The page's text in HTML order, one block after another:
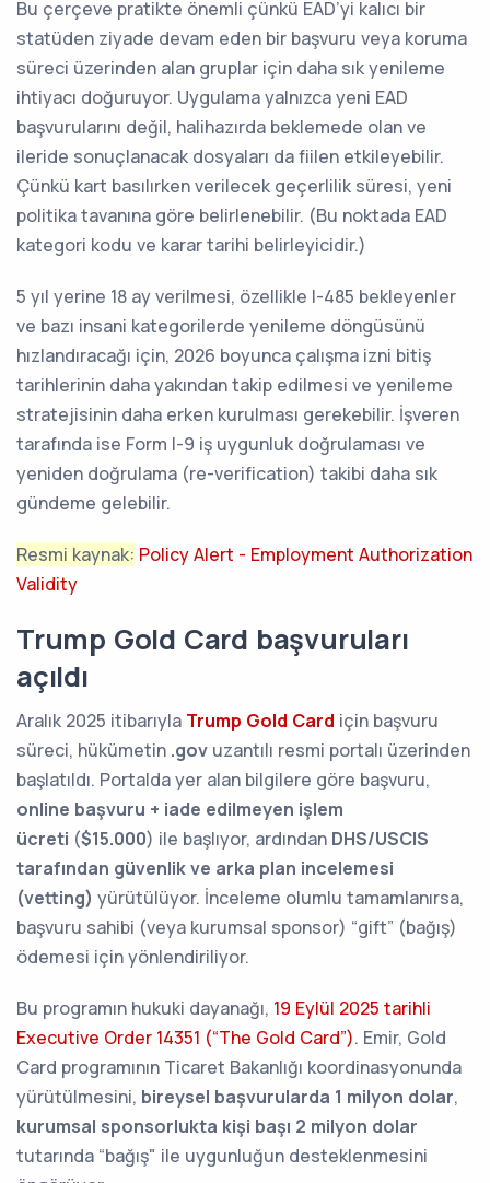
Bu çerçeve pratikte önemli çünkü EAD’yi kalıcı bir
statüden ziyade devam eden bir başvuru veya koruma
süreci üzerinden alan gruplar için daha sık yenileme
ihtiyacı doğuruyor. Uygulama yalnızca yeni EAD
başvurularını değil, halihazırda beklemede olan ve
ileride sonuçlanacak dosyaları da fiilen etkileyebilir.
Çünkü kart basılırken verilecek geçerlilik süresi, yeni
politika tavanına göre belirlenebilir. (Bu noktada EAD
kategori kodu ve karar tarihi belirleyicidir.)
5 yıl yerine 18 ay verilmesi, özellikle I-485 bekleyenler
ve bazı insani kategorilerde yenileme döngüsünü
hızlandıracağı için, 2026 boyunca çalışma izni bitiş
tarihlerinin daha yakından takip edilmesi ve yenileme
stratejisinin daha erken kurulması gerekebilir. İşveren
tarafında ise Form I-9 iş uygunluk doğrulaması ve
yeniden doğrulama (re-verification) takibi daha sık
gündeme gelebilir.
Resmi kaynak: Policy Alert - Employment Authorization
Validity
Trump Gold Card başvuruları
açıldı
Aralık 2025 itibarıyla Trump Gold Card için başvuru
süreci, hükümetin .gov uzantılı resmi portalı üzerinden
başlatıldı. Portalda yer alan bilgilere göre başvuru,
online başvuru + iade edilmeyen işlem
ücreti ($15.000) ile başlıyor, ardından DHS/USCIS
tarafından güvenlik ve arka plan incelemesi
(vetting) yürütülüyor. İnceleme olumlu tamamlanırsa,
başvuru sahibi (veya kurumsal sponsor) “gift” (bağış)
ödemesi için yönlendiriliyor.
Bu programın hukuki dayanağı, 19 Eylül 2025 tarihli
Executive Order 14351 (“The Gold Card”). Emir, Gold
Card programının Ticaret Bakanlığı koordinasyonunda
yürütülmesini, bireysel başvurularda 1 milyon dolar,
kurumsal sponsorlukta kişi başı 2 milyon dolar
tutarında “bağış" ile uygunluğun desteklenmesini